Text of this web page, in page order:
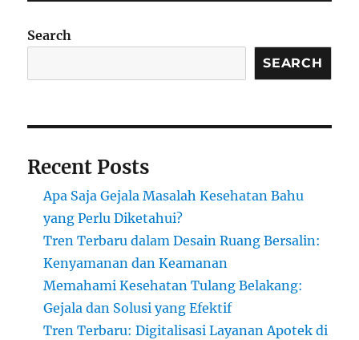
Search
SEARCH
Recent Posts
Apa Saja Gejala Masalah Kesehatan Bahu
yang Perlu Diketahui?
Tren Terbaru dalam Desain Ruang Bersalin:
Kenyamanan dan Keamanan
Memahami Kesehatan Tulang Belakang:
Gejala dan Solusi yang Efektif
Tren Terbaru: Digitalisasi Layanan Apotek di